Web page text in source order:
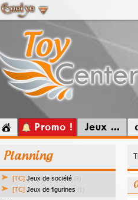
Promo ! Jeux ...
Planning
[TC] Jeux de société (3)
[TC] Jeux de figurines (1)